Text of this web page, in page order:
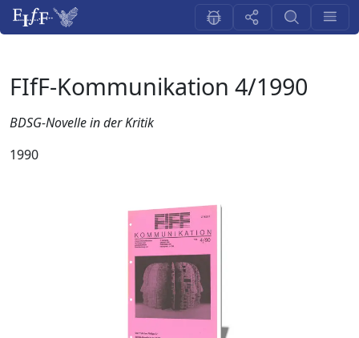
FIfF-Kommunikation 4/1990
BDSG-Novelle in der Kritik
1990